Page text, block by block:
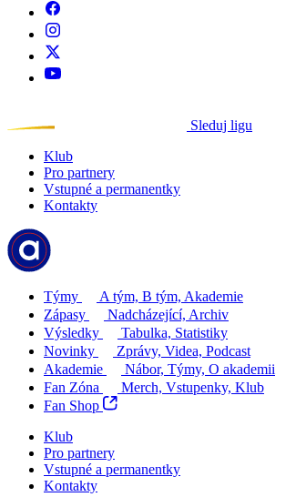
Sleduj ligu
Klub
Pro partnery
Vstupné a permanentky
Kontakty
Týmy
A tým, B tým, Akademie
Zápasy
Nadcházející, Archiv
Výsledky
Tabulka, Statistiky
Novinky
Zprávy, Videa, Podcast
Akademie
Nábor, Týmy, O akademii
Fan Zóna
Merch, Vstupenky, Klub
Fan Shop
Klub
Pro partnery
Vstupné a permanentky
Kontakty